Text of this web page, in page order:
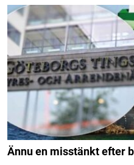
Ännu en misstänkt efter